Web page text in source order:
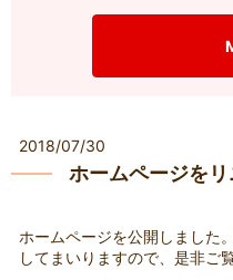
2018/07/30
ホームページをリ
ホームページを公開しました
してまいりますので、是非ご